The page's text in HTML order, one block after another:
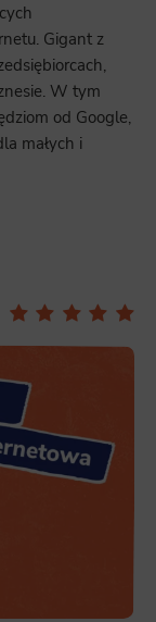
Gigant z
W tym
od Google,
małych i